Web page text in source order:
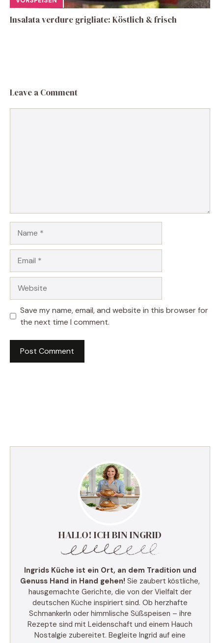
Insalata verdure grigliate: Köstlich & frisch
Leave a Comment
Save my name, email, and website in this browser for
the next time I comment.
HALLO! ICH BIN INGRID
Ingrids Küche ist ein Ort, an dem Tradition und
Genuss Hand in Hand gehen! Sie zaubert köstliche,
hausgemachte Gerichte, die von der Vielfalt der
deutschen Küche inspiriert sind. Ob herzhafte
Schmankerln oder himmlische Süßspeisen – ihre
Rezepte sind mit Leidenschaft und einem Hauch
Nostalgie zubereitet. Begleite Ingrid auf eine